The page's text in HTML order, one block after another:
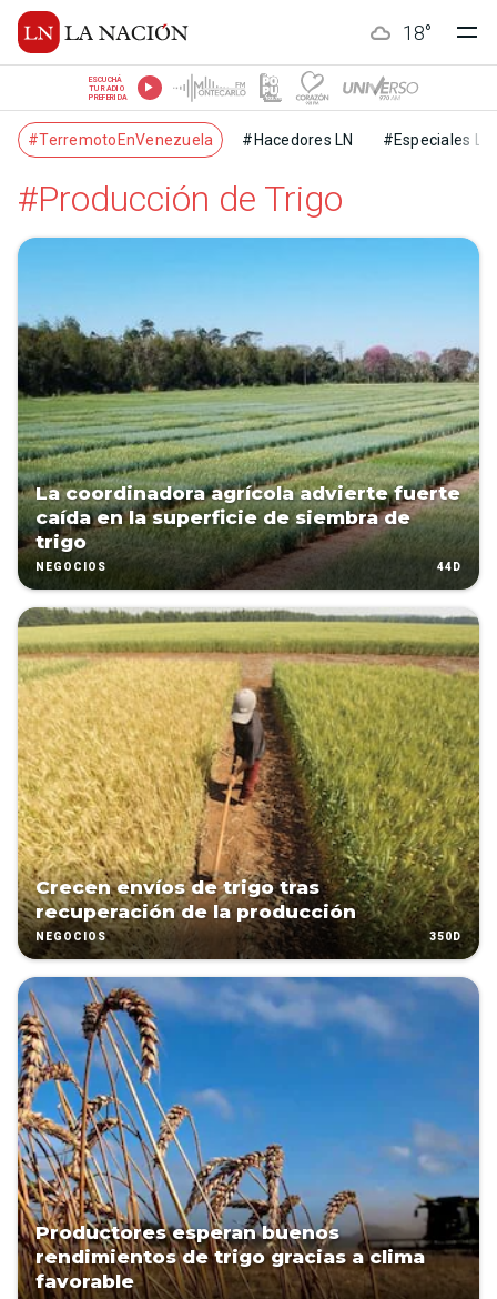
18°
ESCUCHÁ
TU RADIO
PREFERIDA
#TerremotoEnVenezuela #Hacedores LN #Especiales LN
#Producción de Trigo
La coordinadora agrícola advierte fuerte
caída en la superficie de siembra de
trigo
NEGOCIOS 44D
Crecen envíos de trigo tras
recuperación de la producción
NEGOCIOS 350D
Productores esperan buenos
rendimientos de trigo gracias a clima
favorable